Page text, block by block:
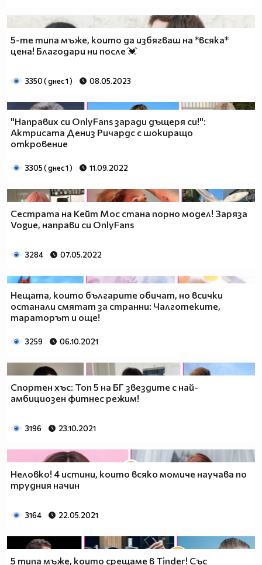
5-те типа мъже, които да избягваш на *всяка*
цена! Благодари ни после 💓
3350 ( днес 1 ) 08.05.2023
"Направих си OnlyFans заради дъщеря си!":
Актрисата Дениз Ричардс с шокиращо
откровение
3305 ( днес 1 ) 11.09.2022
Сестрата на Кейт Мос стана порно модел! Заряза
Vogue, направи си OnlyFans
3284 07.05.2022
Нещата, които българите обичат, но всички
останали смятат за странни: Чалготеките,
тараторът и още!
3259 06.10.2021
Спортен хъс: Топ 5 на БГ звездите с най-
амбициозен фитнес режим!
3196 23.10.2021
Неловко! 4 истини, които всяко момиче научава по
трудния начин
3164 22.05.2021
5 типа мъже, които срещаме в Tinder! Със